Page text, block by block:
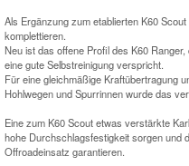
Als Ergänzung zum etablierten K60
komplettieren.
Neu ist das offene Profil des K60
eine gute Selbstreinigung verspricht.
Für eine gleichmäßige Kraftübertragung
Hohlwegen und Spurrinnen wurde das
Eine zum K60 Scout etwas verstärkte
hohe Durchschlagsfestigkeit sorgen und
Offroadeinsatz garantieren.